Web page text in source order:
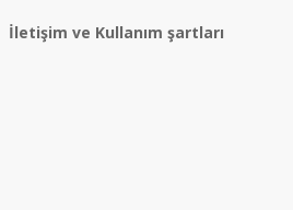
İletişim ve Kullanım şartları